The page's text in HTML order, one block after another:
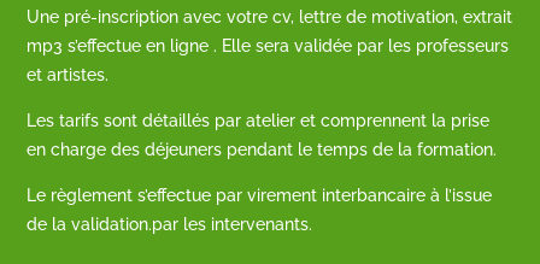
Une pré-inscription avec votre cv, lettre de motivation, extrait
mp3 s’effectue en ligne . Elle sera validée par les professeurs
et artistes.
Les tarifs sont détaillés par atelier et comprennent la prise
en charge des déjeuners pendant le temps de la formation.
Le règlement s’effectue par virement interbancaire à l’issue
de la validation.par les intervenants.